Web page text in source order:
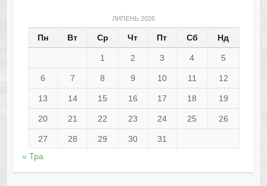
ЛИПЕНЬ 2026
Пн Вт Ср Чт Пт Сб Нд
1 2 3 4 5
6 7 8 9 10 11 12
13 14 15 16 17 18 19
20 21 22 23 24 25 26
27 28 29 30
31
« Тра